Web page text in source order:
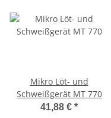
Mikro Löt- und
Schweißgerät MT 770
41,88 € *